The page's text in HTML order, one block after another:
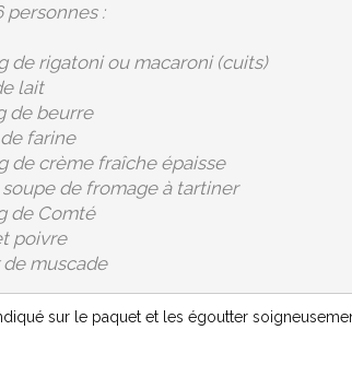
personnes :
de rigatoni ou macaroni (cuits)
lait
de beurre
farine
de crème fraîche épaisse
soupe de fromage à tartiner
de Comté
poivre
de muscade
sur le paquet et les égoutter